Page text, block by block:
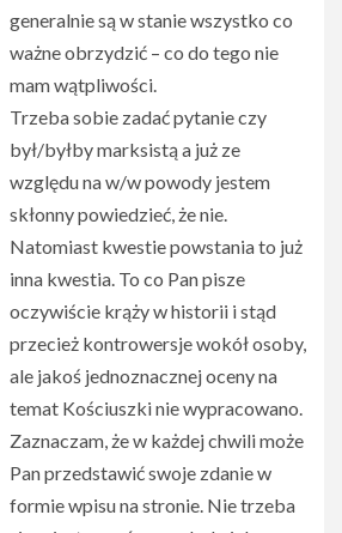
generalnie są w stanie wszystko co
ważne obrzydzić – co do tego nie
mam wątpliwości.
Trzeba sobie zadać pytanie czy
był/byłby marksistą a już ze
względu na w/w powody jestem
skłonny powiedzieć, że nie.
Natomiast kwestie powstania to już
inna kwestia. To co Pan pisze
oczywiście krąży w historii i stąd
przecież kontrowersje wokół osoby,
ale jakoś jednoznacznej oceny na
temat Kościuszki nie wypracowano.
Zaznaczam, że w każdej chwili może
Pan przedstawić swoje zdanie w
formie wpisu na stronie. Nie trzeba